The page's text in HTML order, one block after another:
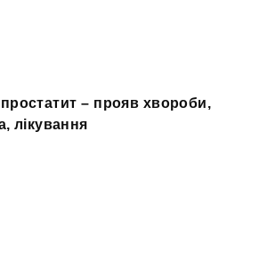
– прояв хвороби,
лікування